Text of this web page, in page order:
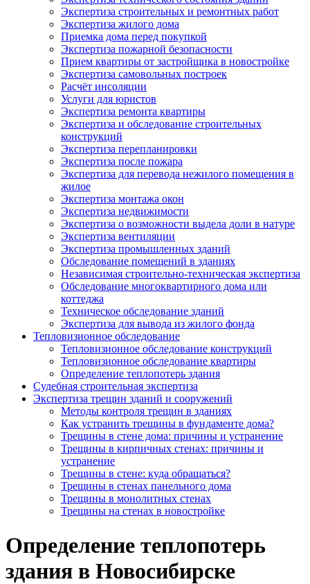
Экспертиза строительных и ремонтных работ
Экспертиза жилого дома
Приемка дома перед покупкой
Экспертиза пожарной безопасности
Прием квартиры от застройщика в новостройке
Экспертиза самовольных построек
Расчёт инсоляции
Услуги для юристов
Экспертиза ремонта квартиры
Экспертиза и обследование строительных
конструкций
Экспертиза перепланировки
Экспертиза после пожара
Экспертиза для перевода нежилого помещения в
жилое
Экспертиза монтажа окон
Экспертиза недвижимости
Экспертиза о возможности выдела доли в натуре
Экспертиза вентиляции
Экспертиза промышленных зданий
Обследование помещений в зданиях
Независимая строительно-техническая экспертиза
Обследование многоквартирного дома или
коттеджа
Техническое обследование зданий
Экспертиза для вывода из жилого фонда
Тепловизионное обследование
Тепловизионное обследование конструкций
Тепловизионное обследование квартиры
Определение теплопотерь здания
Судебная строительная экспертиза
Экспертиза трещин зданий и сооружений
Методы контроля трещин в зданиях
Как устранить трещины в фундаменте дома?
Трещины в стене дома: причины и устранение
Трещины в кирпичных стенах: причины и
устранение
Трещины в стене: куда обращаться?
Трещины в стенах панельного дома
Трещины в монолитных стенах
Трещины на стенах в новостройке
Определение теплопотерь
здания в Новосибирске